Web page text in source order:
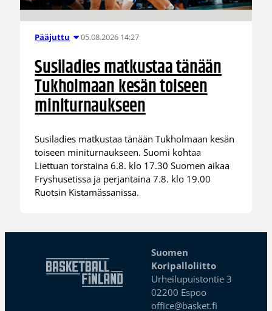
Pääjuttu 05.08.2026 14:27
Susiladies matkustaa tänään
Tukholmaan kesän toiseen
miniturnaukseen
Susiladies matkustaa tänään Tukholmaan kesän
toiseen miniturnaukseen. Suomi kohtaa
Liettuan torstaina 6.8. klo 17.30 Suomen aikaa
Fryshusetissa ja perjantaina 7.8. klo 19.00
Ruotsin Kistamässanissa.
Suomen
Koripalloliitto
Urheilupuistontie 3
02200 Espoo
office@basket.fi